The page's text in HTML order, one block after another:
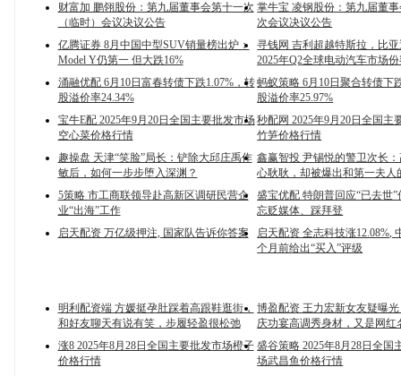
财富加 鹏翎股份：第九届董事会第十一次
（临时）会议决议公告
掌牛宝 凌钢股份：第九届董
次会议决议公告
亿腾证券 8月中国中型SUV销量榜出炉：
Model Y仍第一 但大跌16%
寻钱网 吉利超越特斯拉，比
2025年Q2全球电动汽车市场
涌融优配 6月10日富春转债下跌1.07%，转
股溢价率24.34%
蚂蚁策略 6月10日聚合转债下
股溢价率25.97%
宝牛E配 2025年9月20日全国主要批发市场
空心菜价格行情
秒配网 2025年9月20日全国主
竹笋价格行情
趣操盘 天津“笑脸”局长：铲除大邱庄禹作
敏后，如何一步步堕入深渊？
鑫赢智投 尹锡悦的警卫次长
心耿耿，却被爆出和第一夫人
5策略 市工商联领导赴高新区调研民营企
业“出海”工作
盛宝优配 特朗普回应“已去世
忘贬媒体、踩拜登
启天配资 万亿级押注, 国家队告诉你答案
启天配资 全志科技涨12.08%,
个月前给出“买入”评级
明利配资端 方媛挺孕肚踩着高跟鞋逛街，
和好友聊天有说有笑，步履轻盈很松弛
博盈配资 王力宏新女友疑曝
庆功宴高调秀身材，又是网红
涨8 2025年8月28日全国主要批发市场橙子
价格行情
盛谷策略 2025年8月28日全国
场武昌鱼价格行情